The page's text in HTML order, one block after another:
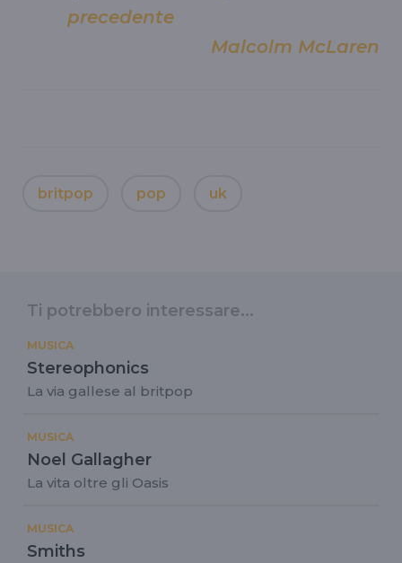
precedente
Malcolm McLaren
britpop pop uk
Ti potrebbero interessare...
MUSICA
Stereophonics
La via gallese al britpop
MUSICA
Noel Gallagher
La vita oltre gli Oasis
MUSICA
Smiths